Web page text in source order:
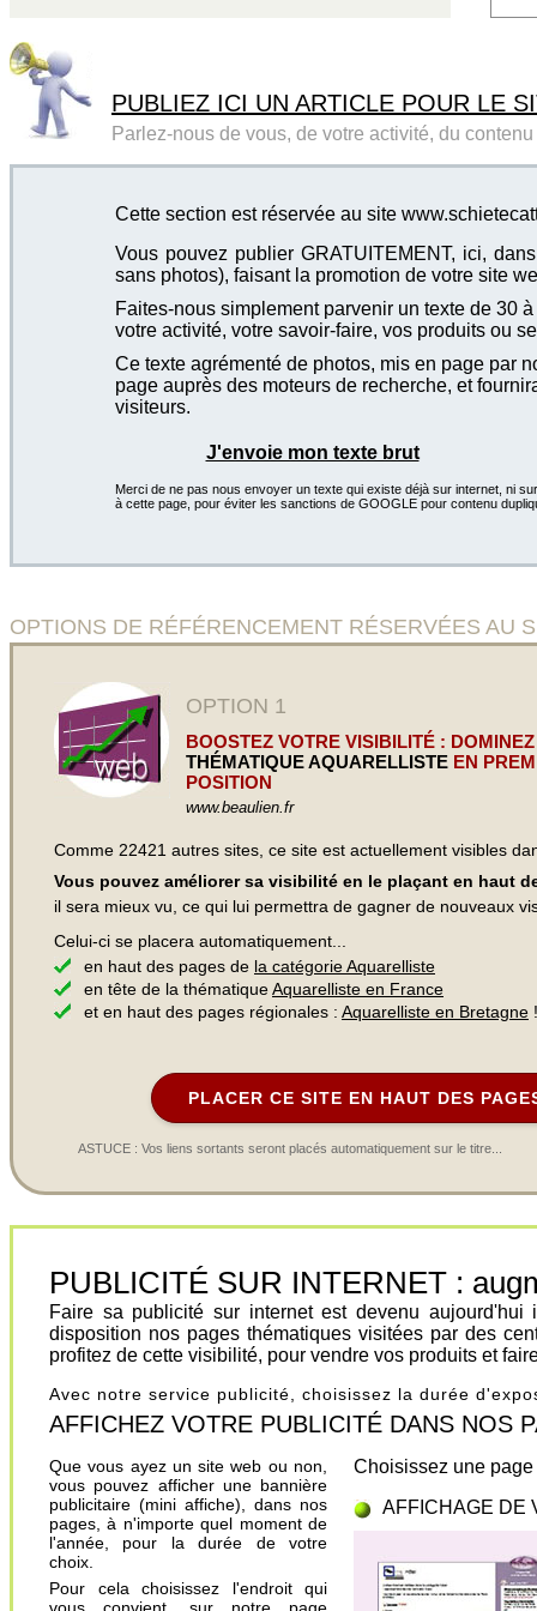
PUBLIEZ ICI UN ARTICLE POUR LE
Parlez-nous de vous, de votre activité, du
Cette section est réservée au site
Vous pouvez publier GRATUITEMENT, ici,
sans photos), faisant la promotion de votre site
Faites-nous simplement parvenir un texte de 30
votre activité, votre savoir-faire, vos produits ou
Ce texte agrémenté de photos, mis en page par
page auprès des moteurs de recherche, et
visiteurs.
J'envoie mon texte brut
Merci de ne pas nous envoyer un texte qui existe déjà sur internet, ni
à cette page, pour éviter les sanctions de GOOGLE pour contenu
OPTIONS DE RÉFÉRENCEMENT RÉSERVÉES AU
OPTION 1
BOOSTEZ VOTRE VISIBILITÉ :
THÉMATIQUE AQUARELLISTE EN
POSITION
www.beaulien.fr
Comme 22421 autres sites, ce site est actuellement visibles
Vous pouvez améliorer sa visibilité en le plaçant en haut
il sera mieux vu, ce qui lui permettra de gagner de nouveaux
Celui-ci se placera automatiquement...
en haut des pages de la catégorie Aquarelliste
en tête de la thématiqueAquarelliste en France
et en haut des pages régionales : Aquarelliste en Bretagne !
PLACER CE SITE EN HAUT DES
ASTUCE : Vos liens sortants seront placés automatiquement sur le titre...
PUBLICITÉ SUR INTERNET :
Faire sa publicité sur internet est devenu
disposition nos pages thématiques visitées par des
profitez de cette visibilité, pour vendre vos produits et
Avec notre service publicité, choisissez la durée
AFFICHEZ VOTRE PUBLICITÉ DANS NOS
Que vous ayez un site web ou non,
vous pouvez afficher une bannière
publicitaire (mini affiche), dans nos
pages, à n'importe quel moment de
l'année, pour la durée de votre
choix.
Pour cela choisissez l'endroit qui
Choisissez une
AFFICHAGE DE